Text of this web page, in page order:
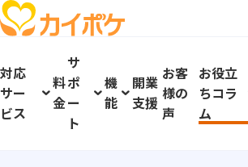
対応
サー
ビス
料
金
サ
ポ
ー
ト
機
能
開業
支援
お客
様の
声
お役立
ちコラ
ム